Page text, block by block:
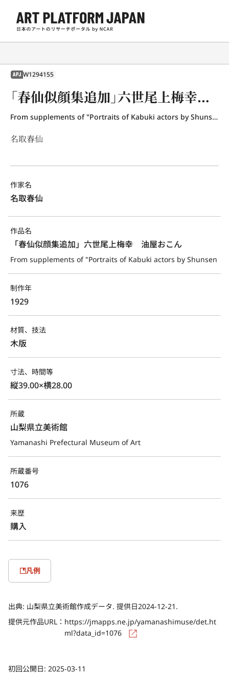
APJ W1294155
「春仙似顔集追加」六世尾上梅幸 油屋おこん
From supplements of "Portraits of Kabuki actors by Shunsen
名取春仙
作家名
名取春仙
作品名
「春仙似顔集追加」六世尾上梅幸　油屋おこん
From supplements of "Portraits of Kabuki actors by Shunsen
制作年
1929
材質、技法
木版
寸法、時間等
縦39.00×横28.00
所蔵
山梨県立美術館
Yamanashi Prefectural Museum of Art
所蔵番号
1076
来歴
購入
凡例
出典: 山梨県立美術館作成データ. 提供日2024-12-21.
提供元作品URL： https://jmapps.ne.jp/yamanashimuse/det.ht
ml?data_id=1076
初回公開日: 2025-03-11